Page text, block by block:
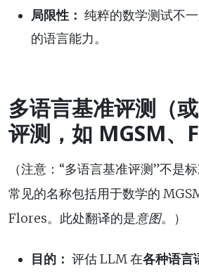
局限性： 纯粹的数学测试不
的语言能力。
多语言基准评测（
评测，如 MGSM、
（注意：“多语言基准评测”不是
常见的名称包括用于数学的
Flores。此处翻译的是意图。）
目的： 评估 LLM 在各种语言